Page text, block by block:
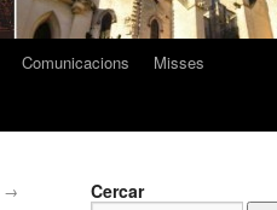
Comunicacions
Misses
→ Cercar